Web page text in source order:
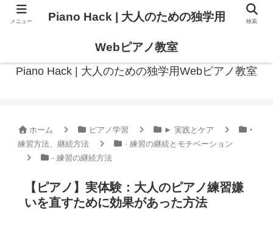
Piano Hack | 大人のための独学用Webピアノ教室
ホーム ピアノ学習 ► 実践とケア
‣
練習方法、継続方法
· 練習の継続とモチベーション
- 練習の継続方法
【ピアノ】実体験：大人のピアノ練習嫌
いを直すために効果があった方法
メニュー Piano Hack | 大人のための独学用
Webピアノ教室
検索